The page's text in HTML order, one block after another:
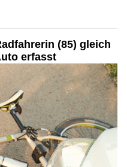
(85) gleich
erfasst